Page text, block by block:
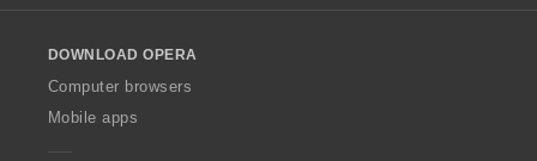
w
O
p
DOWNLOAD OPERA
Computer browsers
Mobile apps